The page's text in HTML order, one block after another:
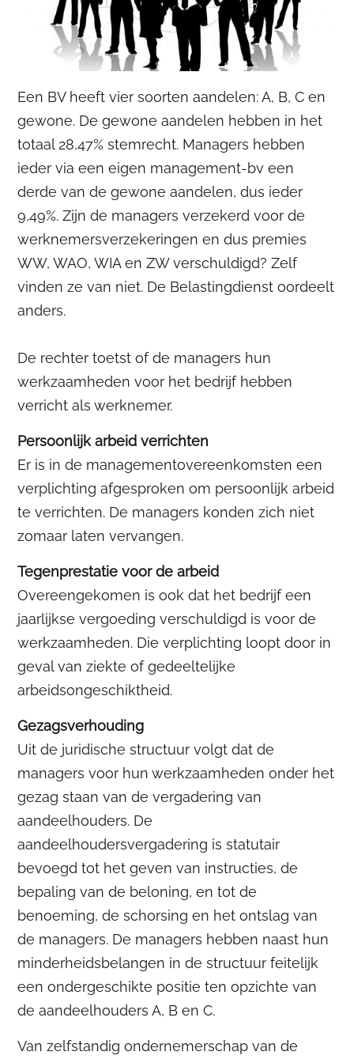
Een BV heeft vier soorten aandelen: A, B, C en
gewone. De gewone aandelen hebben in het
totaal 28,47% stemrecht. Managers hebben
ieder via een eigen management-bv een
derde van de gewone aandelen, dus ieder
9,49%. Zijn de managers verzekerd voor de
werknemersverzekeringen en dus premies
WW, WAO, WIA en ZW verschuldigd? Zelf
vinden ze van niet. De Belastingdienst oordeelt
anders.
De rechter toetst of de managers hun
werkzaamheden voor het bedrijf hebben
verricht als werknemer.
Persoonlijk arbeid verrichten
Er is in de managementovereenkomsten een
verplichting afgesproken om persoonlijk arbeid
te verrichten. De managers konden zich niet
zomaar laten vervangen.
Tegenprestatie voor de arbeid
Overeengekomen is ook dat het bedrijf een
jaarlijkse vergoeding verschuldigd is voor de
werkzaamheden. Die verplichting loopt door in
geval van ziekte of gedeeltelijke
arbeidsongeschiktheid.
Gezagsverhouding
Uit de juridische structuur volgt dat de
managers voor hun werkzaamheden onder het
gezag staan van de vergadering van
aandeelhouders. De
aandeelhoudersvergadering is statutair
bevoegd tot het geven van instructies, de
bepaling van de beloning, en tot de
benoeming, de schorsing en het ontslag van
de managers. De managers hebben naast hun
minderheidsbelangen in de structuur feitelijk
een ondergeschikte positie ten opzichte van
de aandeelhouders A, B en C.
Van zelfstandig ondernemerschap van de